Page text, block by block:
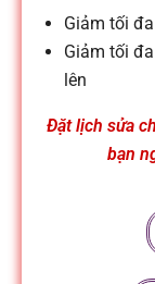
a
c
Giảm tối
Giảm tối
lên
Đặt lịch sửa
bạn